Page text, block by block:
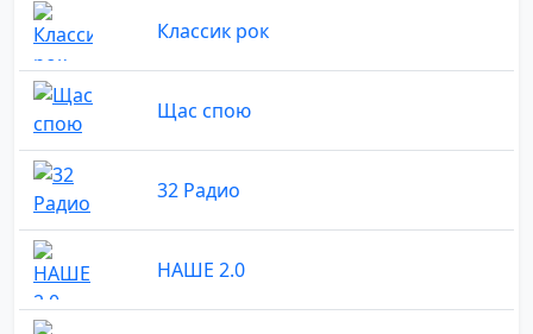
Классик рок
Щас спою
32 Радио
НАШЕ 2.0